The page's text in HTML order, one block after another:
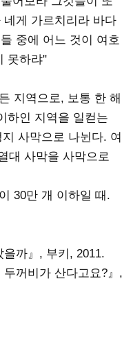
게 가르치리라 바다
중에 어느 것이 여호
못하랴"
지역으로, 보통 한 해
하인 지역을 일컫는
사막으로 나뉜다. 여
대 사막을 사막으로
30만 개 이하일 때.
까』, 부키, 2011.
꺼비가 산다고요?』,